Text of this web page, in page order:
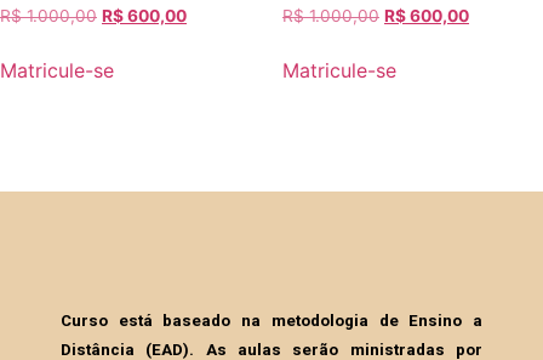
R$1.000,00 R$600,00
Matricule-se
R$1.000,00 R$600,00
Matricule-se
Curso está baseado na metodologia de Ensino a
Distância (EAD). As aulas serão ministradas por